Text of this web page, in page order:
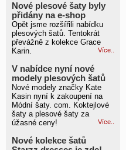
Nové plesové šaty byly
přidány na e-shop
Opět jsme rozšířili nabídku
plesových šatů. Tentokrát
převážně z kolekce Grace
Karin.
Více..
V nabídce nyní nové
modely plesových šatů
Nové modely značky Kate
Kasin nyní k zakoupení na
Módní šaty. com. Koktejlové
šaty a plesové šaty za
úžasné ceny!
Více..
Nové kolekce šatů